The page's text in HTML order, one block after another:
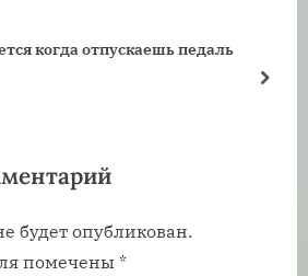
когда отпускаешь педаль
будет опубликован.
помечены *